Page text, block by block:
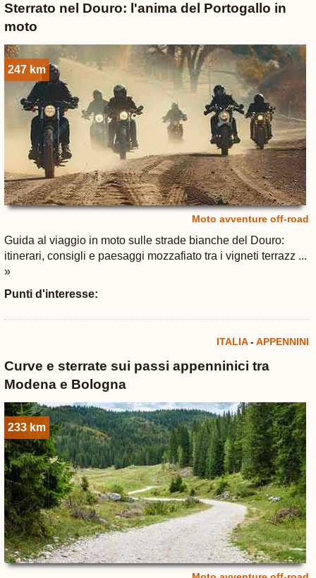
Sterrato nel Douro: l'anima del Portogallo in
moto
247 km
Moto avventure off-road
Guida al viaggio in moto sulle strade bianche del Douro:
itinerari, consigli e paesaggi mozzafiato tra i vigneti terrazz ...
»
Punti d'interesse:
ITALIA-APPENNINI
Curve e sterrate sui passi appenninici tra
Modena e Bologna
233 km